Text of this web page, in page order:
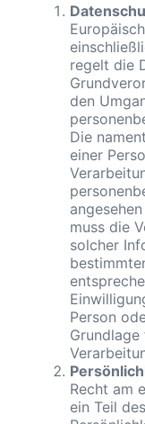
regelt die
den
Die
einer
muss die
solcher
Person
Recht am
ein Teil